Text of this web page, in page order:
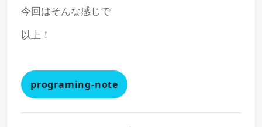
今回はそんな感じで
以上！
programing-note